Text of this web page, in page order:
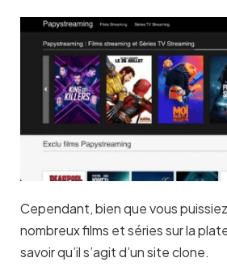
Cependant, bien que vous
nombreux films et séries sur la
savoir qu’il s’agit d’un site clone.